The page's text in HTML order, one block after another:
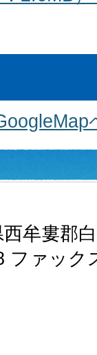
牟婁郡
ファック